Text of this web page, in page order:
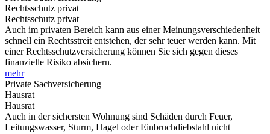
Rechtsschutz privat
Rechtsschutz privat
Auch im privaten Bereich kann aus einer Meinungsverschiedenheit
schnell ein Rechtsstreit entstehen, der sehr teuer werden kann. Mit
einer Rechtsschutzversicherung können Sie sich gegen dieses
finanzielle Risiko absichern.
mehr
Private Sachversicherung
Hausrat
Hausrat
Auch in der sichersten Wohnung sind Schäden durch Feuer,
Leitungswasser, Sturm, Hagel oder Einbruchdiebstahl nicht